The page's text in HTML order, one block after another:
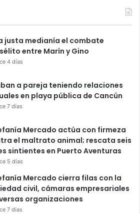
justa medianía el combate
entre Marín y Gino
4 días
a pareja teniendo relaciones
en playa pública de Cancún
7 días
Mercado actúa con firmeza
el maltrato animal; rescata seis
sintientes en Puerto Aventuras
5 días
Mercado cierra filas con la
civil, cámaras empresariales
organizaciones
7 días